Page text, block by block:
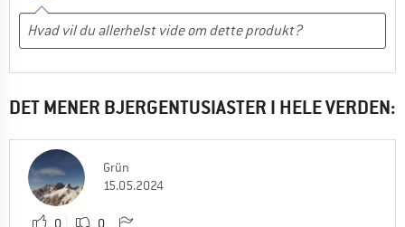
DET MENER BJERGENTUSIASTER I HELE VERDEN:
Grün
15.05.2024
0 0